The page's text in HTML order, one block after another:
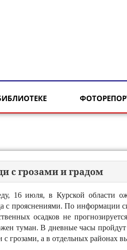
с грозами и градом
16 июля, в Курской области
с прояснениями. По информации
осадков не
туман. В дневные часы
с грозами, а в отдельных районах